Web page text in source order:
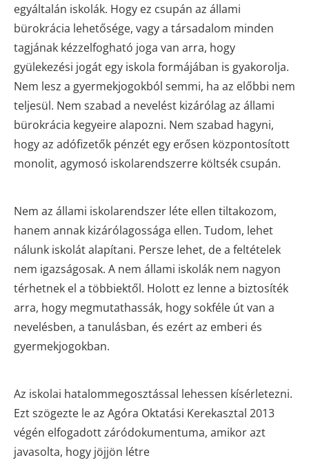
egyáltalán iskolák. Hogy ez csupán az állami
bürokrácia lehetősége, vagy a társadalom minden
tagjának kézzelfogható joga van arra, hogy
gyülekezési jogát egy iskola formájában is gyakorolja.
Nem lesz a gyermekjogokból semmi, ha az előbbi nem
teljesül. Nem szabad a nevelést kizárólag az állami
bürokrácia kegyeire alapozni. Nem szabad hagyni,
hogy az adófizetők pénzét egy erősen központosított
monolit, agymosó iskolarendszerre költsék csupán.
Nem az állami iskolarendszer léte ellen tiltakozom,
hanem annak kizárólagossága ellen. Tudom, lehet
nálunk iskolát alapítani. Persze lehet, de a feltételek
nem igazságosak. A nem állami iskolák nem nagyon
térhetnek el a többiektől. Holott ez lenne a biztosíték
arra, hogy megmutathassák, hogy sokféle út van a
nevelésben, a tanulásban, és ezért az emberi és
gyermekjogokban.
Az iskolai hatalommegosztással lehessen kísérletezni.
Ezt szögezte le az Agóra Oktatási Kerekasztal 2013
végén elfogadott záródokumentuma, amikor azt
javasolta, hogy jöjjön létre